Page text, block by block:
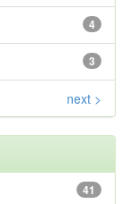
4
3
next >
41